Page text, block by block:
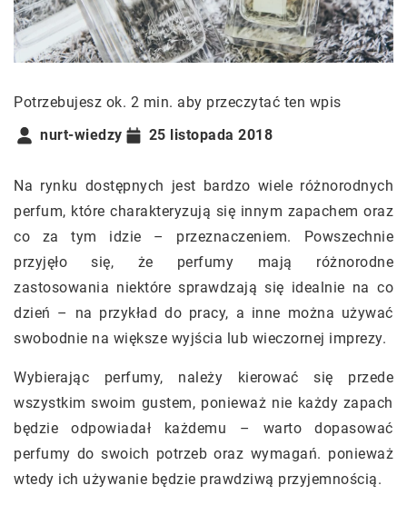
Potrzebujesz ok. 2 min. aby przeczytać ten wpis
nurt-wiedzy
25 listopada 2018
Na rynku dostępnych jest bardzo wiele różnorodnych
perfum, które charakteryzują się innym zapachem oraz
co za tym idzie – przeznaczeniem. Powszechnie
przyjęło się, że perfumy mają różnorodne
zastosowania niektóre sprawdzają się idealnie na co
dzień – na przykład do pracy, a inne można używać
swobodnie na większe wyjścia lub wieczornej imprezy.
Wybierając perfumy, należy kierować się przede
wszystkim swoim gustem, ponieważ nie każdy zapach
będzie odpowiadał każdemu – warto dopasować
perfumy do swoich potrzeb oraz wymagań. ponieważ
wtedy ich używanie będzie prawdziwą przyjemnością.